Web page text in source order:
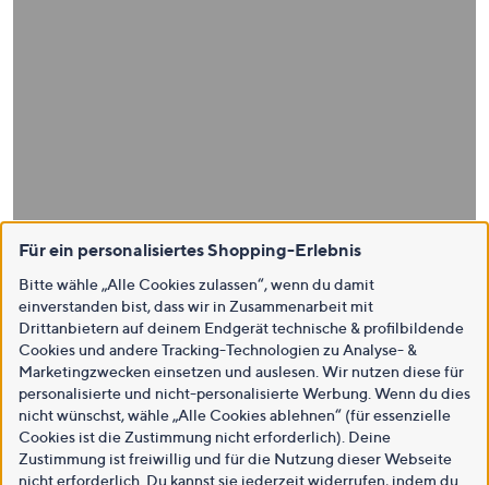
Für ein personalisiertes Shopping-Erlebnis
Bitte wähle „Alle Cookies zulassen“, wenn du damit
einverstanden bist, dass wir in Zusammenarbeit mit
Drittanbietern auf deinem Endgerät technische & profilbildende
Cookies und andere Tracking-Technologien zu Analyse- &
Marketingzwecken einsetzen und auslesen. Wir nutzen diese für
personalisierte und nicht-personalisierte Werbung. Wenn du dies
nicht wünschst, wähle „Alle Cookies ablehnen“ (für essenzielle
Cookies ist die Zustimmung nicht erforderlich). Deine
Zustimmung ist freiwillig und für die Nutzung dieser Webseite
nicht erforderlich. Du kannst sie jederzeit widerrufen, indem du